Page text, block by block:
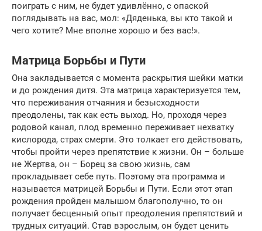
поиграть с ним, не будет удивлённо, с опаской
поглядывать на вас, мол: «Дяденька, вы кто такой и
чего хотите? Мне вполне хорошо и без вас!».
Матрица Борьбы и Пути
Она закладывается с момента раскрытия шейки матки
и до рождения дитя. Эта матрица характеризуется тем,
что переживания отчаяния и безысходности
преодолены, так как есть выход. Но, проходя через
родовой канал, плод временно переживает нехватку
кислорода, страх смерти. Это толкает его действовать,
чтобы пройти через препятствие к жизни. Он – больше
не Жертва, он – Борец за свою жизнь, сам
прокладывает себе путь. Поэтому эта программа и
называется матрицей Борьбы и Пути. Если этот этап
рождения пройден малышом благополучно, то он
получает бесценный опыт преодоления препятствий и
трудных ситуаций. Став взрослым, он будет ценить